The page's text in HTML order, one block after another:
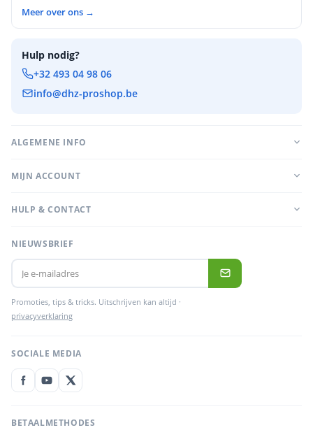
Meer over ons →
Hulp nodig?
+32 493 04 98 06
info@dhz-proshop.be
ALGEMENE INFO
MIJN ACCOUNT
HULP & CONTACT
NIEUWSBRIEF
Promoties, tips & tricks. Uitschrijven kan altijd ·
privacyverklaring
SOCIALE MEDIA
BETAALMETHODES